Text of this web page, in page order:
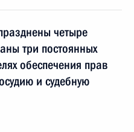
четыре
три постоянных
обеспечения прав
и судебную